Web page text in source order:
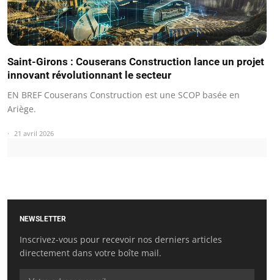
Saint-Girons : Couserans Construction lance un projet
innovant révolutionnant le secteur
EN BREF Couserans Construction est une SCOP basée en
Ariège.
21 avril 2026
NEWSLETTER
Inscrivez-vous pour recevoir nos derniers articles
directement dans votre boîte mail.